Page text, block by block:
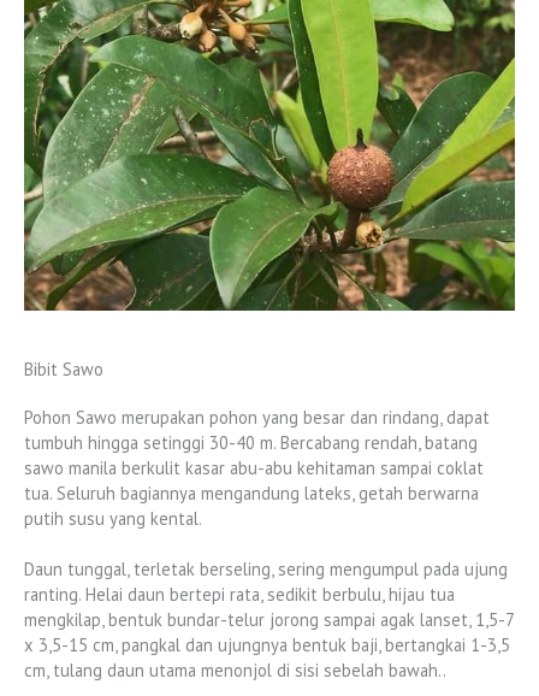
Bibit Sawo
Pohon Sawo merupakan pohon yang besar dan rindang, dapat
tumbuh hingga setinggi 30-40 m. Bercabang rendah, batang
sawo manila berkulit kasar abu-abu kehitaman sampai coklat
tua. Seluruh bagiannya mengandung lateks, getah berwarna
putih susu yang kental.
Daun tunggal, terletak berseling, sering mengumpul pada ujung
ranting. Helai daun bertepi rata, sedikit berbulu, hijau tua
mengkilap, bentuk bundar-telur jorong sampai agak lanset, 1,5-7
x 3,5-15 cm, pangkal dan ujungnya bentuk baji, bertangkai 1-3,5
cm, tulang daun utama menonjol di sisi sebelah bawah..